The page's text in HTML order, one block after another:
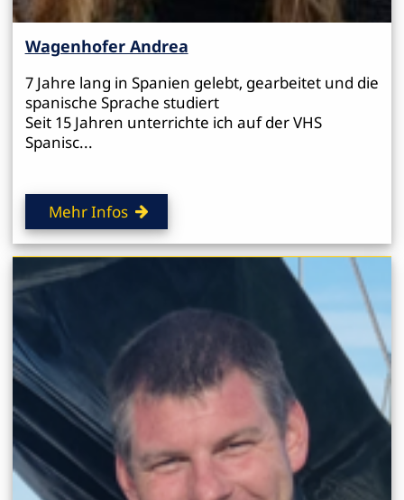
Wagenhofer Andrea
7 Jahre lang in Spanien gelebt, gearbeitet und die
spanische Sprache studiert
Seit 15 Jahren unterrichte ich auf der VHS
Spanisc...
Mehr Infos